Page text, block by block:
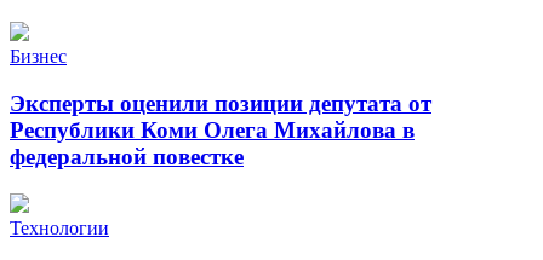
Бизнес
Эксперты оценили позиции депутата от
Республики Коми Олега Михайлова в
федеральной повестке
Технологии